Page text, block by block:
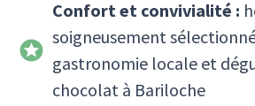
Confort et convivialité :
soigneusement
gastronomie locale et
chocolat à Bariloche